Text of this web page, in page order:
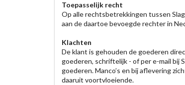
Toepasselijk recht
Op alle rechtsbetrekkingen tussen
aan de daartoe bevoegde rechter in
Klachten
De klant is gehouden de goederen
goederen, schriftelijk - of per e-mail bij
goederen. Manco’s en bij aflevering
daaruit voortvloeiende.